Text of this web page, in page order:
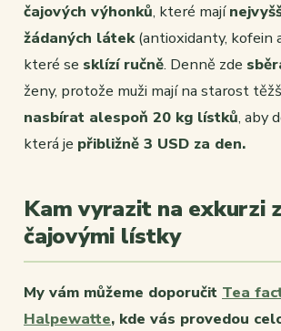
čajových výhonků, které mají
žádaných látek(antioxidanty, kofein
které se sklízí ručně. Denně zde
ženy, protože muži mají na starost
nasbírat alespoň 20 kg lístků, aby
která je přibližně 3 USD za den.
Kam vyrazit na exkurzi
čajovými lístky
My vám můžeme doporučit Tea
Halpewatte, kde vás provedou